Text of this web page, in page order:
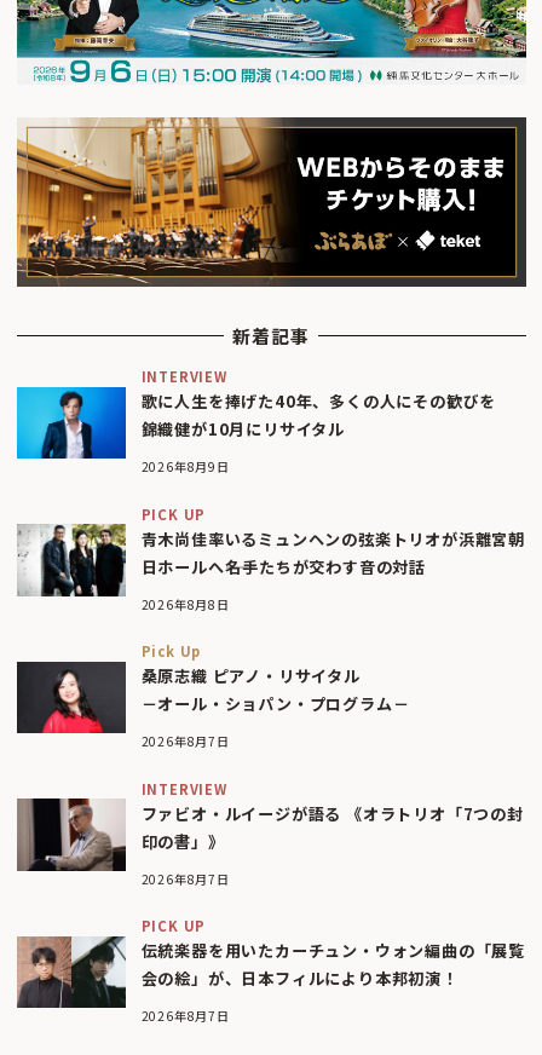
新着記事
INTERVIEW
歌に人生を捧げた40年、多くの人にその歓びを
錦織健が10月にリサイタル
2026年8月9日
PICK UP
青木尚佳率いるミュンヘンの弦楽トリオが浜離宮朝
日ホールへ――名手たちが交わす音の対話
2026年8月8日
Pick Up
桑原志織 ピアノ・リサイタル
－オール・ショパン・プログラム－
2026年8月7日
INTERVIEW
ファビオ・ルイージが語る 《オラトリオ「7つの封
印の書」》
2026年8月7日
PICK UP
伝統楽器を用いたカーチュン・ウォン編曲の「展覧
会の絵」が、日本フィルにより本邦初演！
2026年8月7日